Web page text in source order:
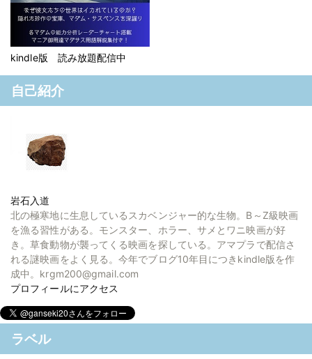
kindle版 読み放題配信中
自己紹介
岩石入道
北の極寒地に生息しているスカベンジャー的な生物。B～Z級映画
を漁る習性がある。モンスター、ホラー、サメとワニ映画が好
き。草食動物が襲ってくる映画を探している。アマプラで配信さ
れる謎映画をよく見る。今年でブログ10年目につきkindle版を作
成中。krgm200@gmail.com
プロフィールにアクセス
ラベル